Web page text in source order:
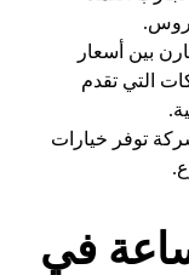
بين أسعار
التي تقدم
توفر خيارات
في